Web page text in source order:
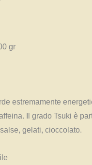
gr
estremamente
Il grado Tsuki è
gelati, cioccolato.